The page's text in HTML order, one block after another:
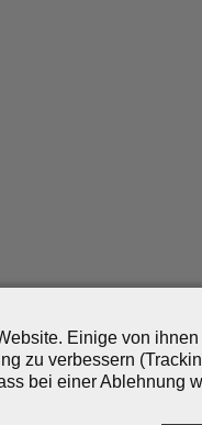
Einige von
zu verbessern
bei einer Ablehnung